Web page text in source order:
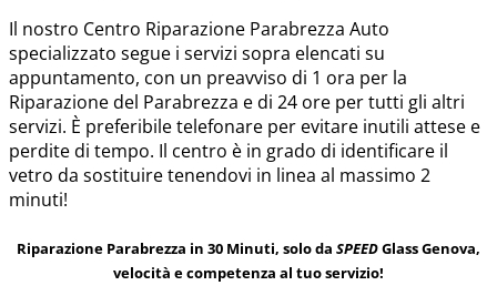
Il nostro Centro Riparazione Parabrezza Auto
specializzato segue i servizi sopra elencati su
appuntamento, con un preavviso di 1 ora per la
Riparazione del Parabrezza e di 24 ore per tutti gli altri
servizi. È preferibile telefonare per evitare inutili attese e
perdite di tempo. Il centro è in grado di identificare il
vetro da sostituire tenendovi in linea al massimo 2
minuti!
Riparazione Parabrezza in 30 Minuti, solo da SPEEDGlass Genova,
velocità e competenza al tuo servizio!